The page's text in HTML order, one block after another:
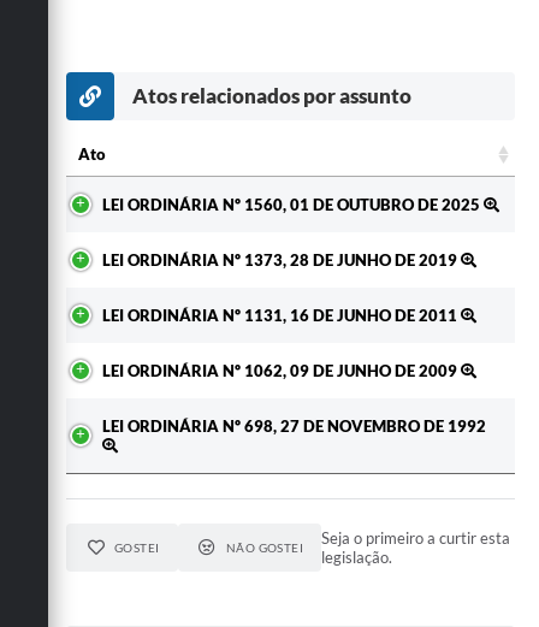
Atos relacionados por assunto
Ato
LEI ORDINÁRIA Nº 1560, 01 DE OUTUBRO DE 2025
LEI ORDINÁRIA Nº 1373, 28 DE JUNHO DE 2019
LEI ORDINÁRIA Nº 1131, 16 DE JUNHO DE 2011
LEI ORDINÁRIA Nº 1062, 09 DE JUNHO DE 2009
LEI ORDINÁRIA Nº 698, 27 DE NOVEMBRO DE 1992
GOSTEI NÃO GOSTEI
Seja o primeiro a curtir esta
legislação.